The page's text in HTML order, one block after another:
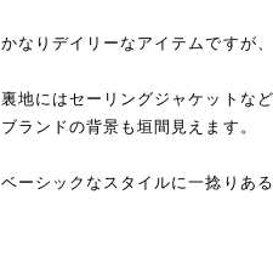
かなりデイリーなアイテムですが
裏地にはセーリングジャケットな
ブランドの背景も垣間見えます。
ベーシックなスタイルに一捻りある